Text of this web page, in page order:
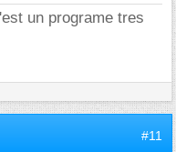
un programe tres
#11